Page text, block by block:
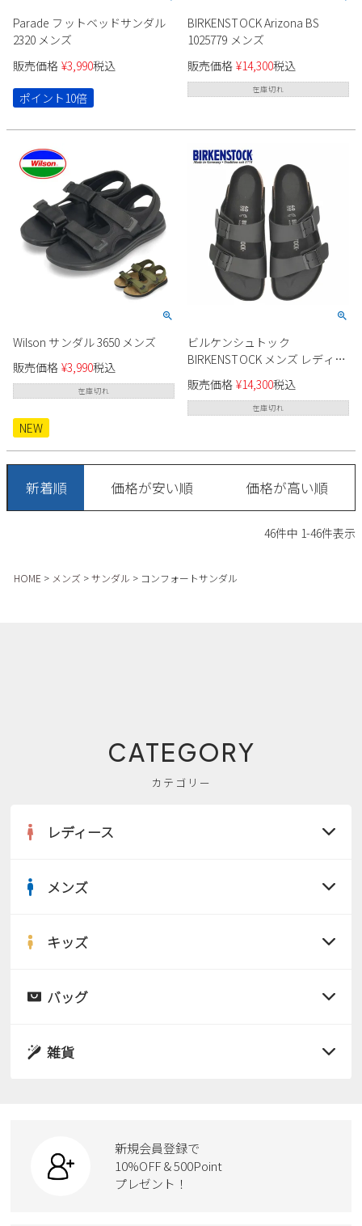
Parade フットベッドサンダル
2320 メンズ
販売価格 ¥3,990税込
ポイント10倍
BIRKENSTOCK Arizona BS
1025779 メンズ
販売価格 ¥14,300税込
在庫切れ
Wilson サンダル 3650 メンズ
販売価格 ¥3,990税込
在庫切れ
NEW
ビルケンシュトック
BIRKENSTOCK メンズ レディー
ス サンダル アリゾナ Arizona
1019098 ビルコフロー ブラック
黒 幅広 レギュラー幅 2本ベルト
販売価格 ¥14,300税込
在庫切れ
新着順 価格が安い順 価格が高い順
46件中 1-46件表示
HOME メンズ サンダル コンフォートサンダル
CATEGORY
カテゴリー
レディース
サンダル
スニーカー
カジュアルシューズ
ワークシューズ
メンズ
サンダル
ローファー
キッズ
サンダル
スクール
バッグ
ボディバッグ
ハンドバッグ
雑貨
ケア用品
新規会員登録で
10%OFF & 500Point
プレゼント！